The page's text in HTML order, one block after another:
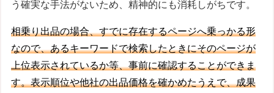
う確実な手法がないため、精神的にも消耗しがちです。
相乗り出品の場合、すでに存在するページへ乗っかる形
なので、あるキーワードで検索したときにそのページが
上位表示されているか等、事前に確認することができま
す。表示順位や他社の出品価格を確かめたうえで、成果